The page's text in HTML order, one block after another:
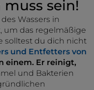
sein!
Wassers in
um das regelmäßige
solltest du dich nicht
und Entfetters von
einem. Er reinigt,
und Bakterien